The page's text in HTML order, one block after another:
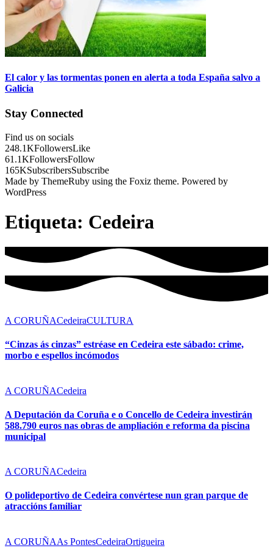
El calor y las tormentas ponen en alerta a toda España salvo a
Galicia
Stay Connected
Find us on socials
248.1KFollowersLike
61.1KFollowersFollow
165KSubscribersSubscribe
Made by ThemeRuby using the Foxiz theme. Powered by
WordPress
Etiqueta: Cedeira
A CORUÑACedeiraCULTURA
“Cinzas ás cinzas” estréase en Cedeira este sábado: crime,
morbo e espellos incómodos
A CORUÑACedeira
A Deputación da Coruña e o Concello de Cedeira investirán
588.790 euros nas obras de ampliación e reforma da piscina
municipal
A CORUÑACedeira
O polideportivo de Cedeira convértese nun gran parque de
atraccións familiar
A CORUÑAAs PontesCedeiraOrtigueira